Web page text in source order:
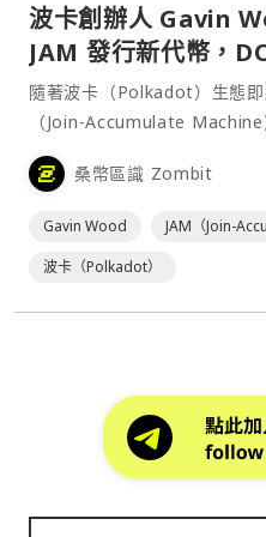
波卡創辦人 Gavin
JAM 發行新代幣，
隨著波卡（Polkadot）生態即
（Join-Accumulate
桑幣區識 Zombit
Gavin Wood
JAM（Join-
波卡（Polkadot）